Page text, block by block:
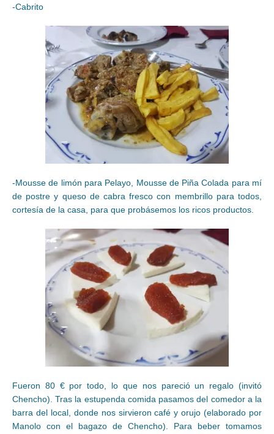
-Cabrito
-Mousse de limón para Pelayo, Mousse de Piña Colada para mí
de postre y queso de cabra fresco con membrillo para todos,
cortesía de la casa, para que probásemos los ricos productos.
Fueron 80 € por todo, lo que nos pareció un regalo (invitó
Chencho). Tras la estupenda comida pasamos del comedor a la
barra del local, donde nos sirvieron café y orujo (elaborado por
Manolo con el bagazo de Chencho). Para beber tomamos